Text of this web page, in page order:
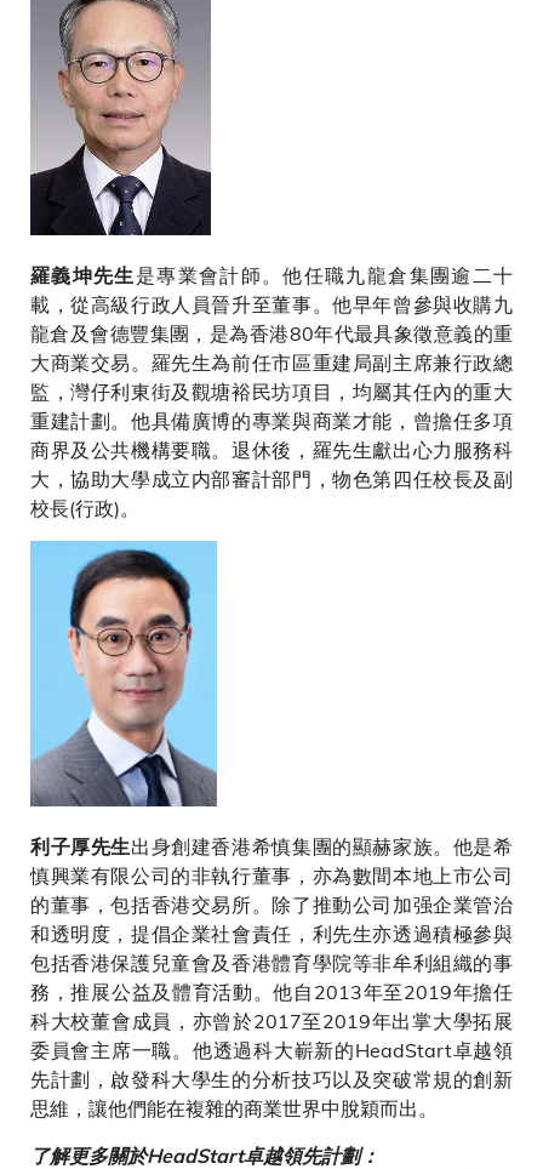
羅義坤先生 是專業會計師。他任職九龍倉集團逾二十
載，從高級行政人員晉升至董事。他早年曾參與收購九
龍倉及會德豐集團，是為香港80年代最具象徵意義的重
大商業交易。羅先生為前任市區重建局副主席兼行政總
監，灣仔利東街及觀塘裕民坊項目，均屬其任內的重大
重建計劃。他具備廣博的專業與商業才能，曾擔任多項
商界及公共機構要職。退休後，羅先生獻出心力服務科
大，協助大學成立内部審計部門，物色第四任校長及副
校長(行政)。
利子厚先生出身創建香港希慎集團的顯赫家族。他是希
慎興業有限公司的非執行董事，亦為數間本地上市公司
的董事，包括香港交易所。除了推動公司加强企業管治
和透明度，提倡企業社會責任，利先生亦透過積極參與
包括香港保護兒童會及香港體育學院等非牟利組織的事
務，推展公益及體育活動。他自2013年至2019年擔任
科大校董會成員，亦曾於2017至2019年出掌大學拓展
委員會主席一職。他透過科大嶄新的HeadStart卓越領
先計劃，啟發科大學生的分析技巧以及突破常規的創新
思維，讓他們能在複雜的商業世界中脫穎而出。
了解更多關於HeadStart卓越領先計劃：